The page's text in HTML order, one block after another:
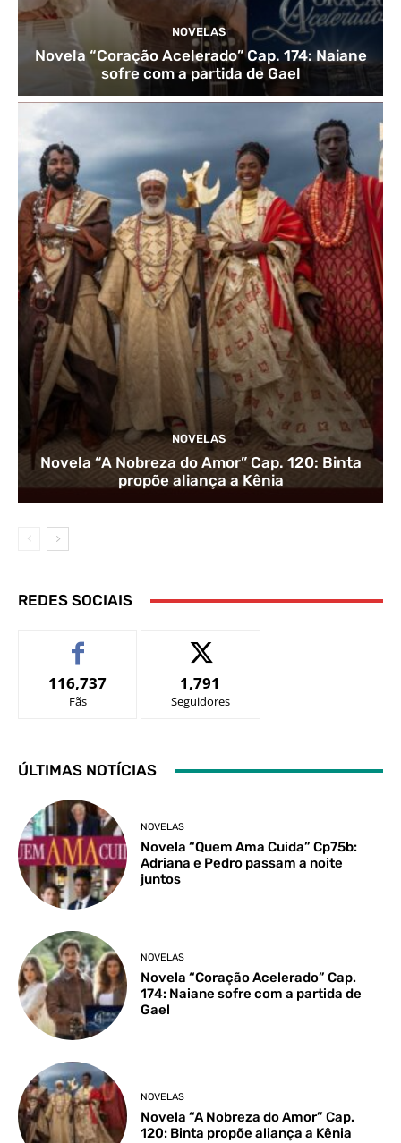
NOVELAS
Novela “Coração Acelerado” Cap. 174: Naiane
sofre com a partida de Gael
NOVELAS
Novela “A Nobreza do Amor” Cap. 120: Binta
propõe aliança a Kênia
REDES SOCIAIS
116,737
Fãs
1,791
Seguidores
ÚLTIMAS NOTÍCIAS
NOVELAS
Novela “Quem Ama Cuida” Cp75b:
Adriana e Pedro passam a noite
juntos
NOVELAS
Novela “Coração Acelerado” Cap.
174: Naiane sofre com a partida de
Gael
NOVELAS
Novela “A Nobreza do Amor” Cap.
120: Binta propõe aliança a Kênia